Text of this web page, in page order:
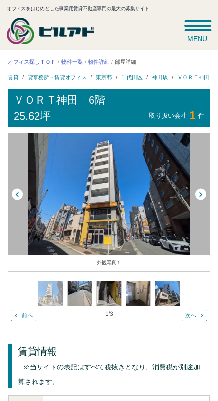
オフィスをはじめとした事業用賃貸不動産専門の最大の募集サイト
MENU
オフィス探しＴＯＰ 物件一覧 物件詳細 部屋詳細
賃貸 貸事務所・賃貸オフィス 東京都 千代田区 神田駅 ＶＯＲＴ神田
ＶＯＲＴ神田 6階
25.62坪 取り扱い会社 1 件
外観写真１
前へ 1/3 次へ
賃貸情報
※当サイトの表記はすべて税抜きとなり、消費税が別途加
算されます。